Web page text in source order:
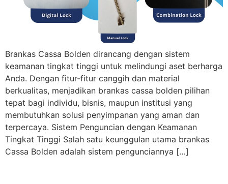
Brankas Cassa Bolden dirancang dengan sistem
keamanan tingkat tinggi untuk melindungi aset berharga
Anda. Dengan fitur-fitur canggih dan material
berkualitas, menjadikan brankas cassa bolden pilihan
tepat bagi individu, bisnis, maupun institusi yang
membutuhkan solusi penyimpanan yang aman dan
terpercaya. Sistem Penguncian dengan Keamanan
Tingkat Tinggi Salah satu keunggulan utama brankas
Cassa Bolden adalah sistem pengunciannya […]